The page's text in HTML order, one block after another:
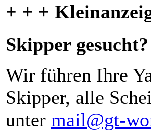
+ + +
Skipper gesucht?
Wir führen Ihre
Skipper, alle
unter mail@gt-